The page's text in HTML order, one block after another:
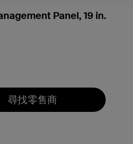
Panel, 19 in.
尋找零售商